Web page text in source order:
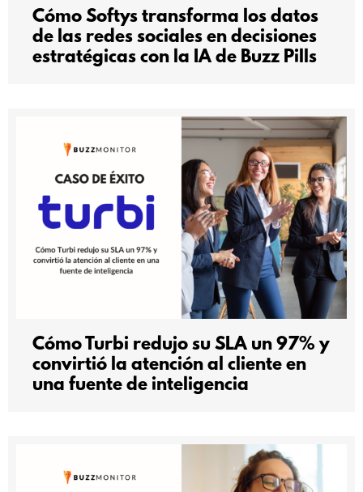
Cómo Softys transforma los datos
de las redes sociales en decisiones
estratégicas con la IA de Buzz Pills
Cómo Turbi redujo su SLA un 97% y
convirtió la atención al cliente en
una fuente de inteligencia